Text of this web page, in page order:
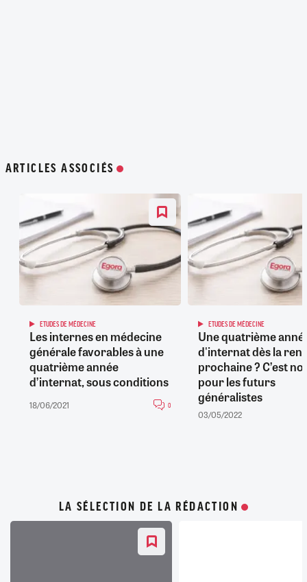
ARTICLES ASSOCIÉS
ETUDES DE MÉDECINE
Les internes en médecine
générale favorables à une
quatrième année
d’internat, sous conditions
18/06/2021 0
ETUDES DE MÉDECINE
Une quatrième
d'internat dès la
prochaine ? C’est
pour les futurs
généralistes
03/05/2022
LA SÉLECTION DE LA RÉDACTION